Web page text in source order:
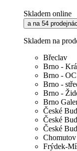
Skladem online
a na 54
Skladem na
Břeclav
Brno -
Brno -
Brno -
Brno -
Brno
České
České
České
Chomutov
Frýdek-